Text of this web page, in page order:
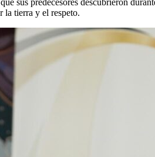
la tierra y el respeto.